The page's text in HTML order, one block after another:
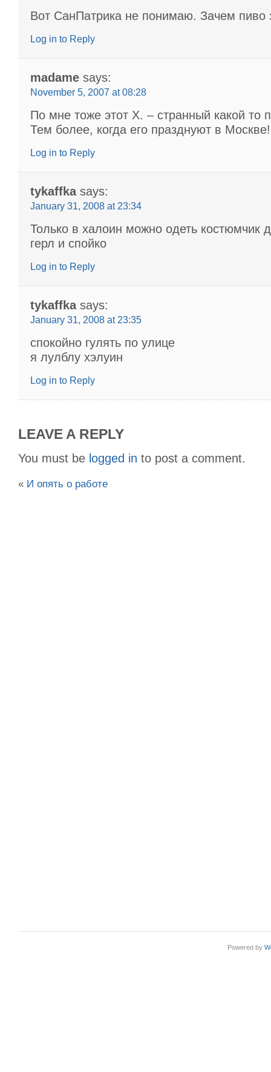
Вот СанПатрика не понимаю. Зачем пиво
Log in to Reply
madame says:
November 5, 2007 at 08:28
По мне тоже этот Х. – странный какой то
Тем более, когда его празднуют в Москве!
Log in to Reply
tykaffka says:
January 31, 2008 at 23:34
Только в халоин можно одеть костюмчик
герл и спойко
Log in to Reply
tykaffka says:
January 31, 2008 at 23:35
спокойно гулять по улице
я лулблу хэлуин
Log in to Reply
LEAVE A REPLY
You must be logged in to post a comment.
« И опять о работе
Powered by